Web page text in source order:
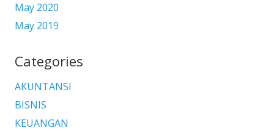
May 2020
May 2019
Categories
AKUNTANSI
BISNIS
KEUANGAN